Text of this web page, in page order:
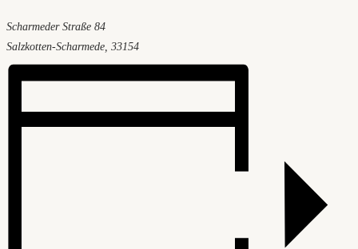
Scharmeder Straße 84
Salzkotten-Scharmede, 33154